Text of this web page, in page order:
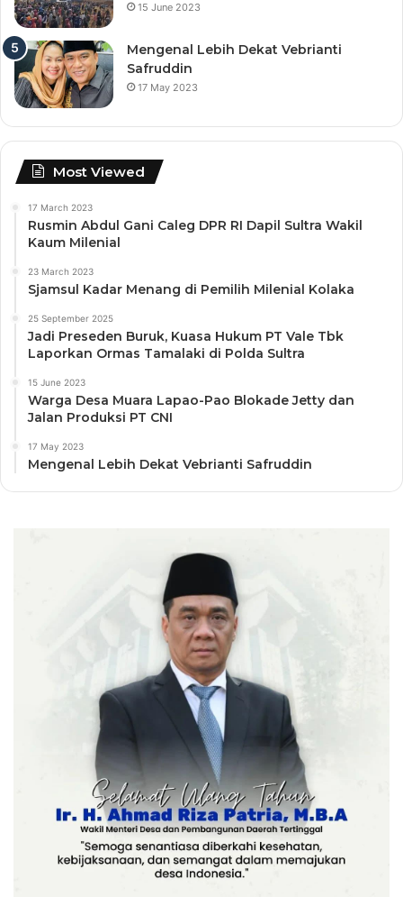
15 June 2023
Mengenal Lebih Dekat Vebrianti
Safruddin
17 May 2023
Most Viewed
17 March 2023
Rusmin Abdul Gani Caleg DPR RI Dapil Sultra Wakil
Kaum Milenial
23 March 2023
Sjamsul Kadar Menang di Pemilih Milenial Kolaka
25 September 2025
Jadi Preseden Buruk, Kuasa Hukum PT Vale Tbk
Laporkan Ormas Tamalaki di Polda Sultra
15 June 2023
Warga Desa Muara Lapao-Pao Blokade Jetty dan
Jalan Produksi PT CNI
17 May 2023
Mengenal Lebih Dekat Vebrianti Safruddin